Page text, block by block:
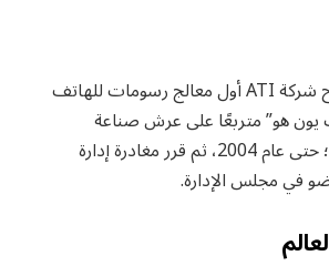
وفي عام 2002 ، طرح شركة ATI أول معالج رسومات للهاتف
هو” متربعًا على عرش صناعة
البطاقات الإلكترونية؛ حتى عام 2004، ثم قرر مغادرة إدارة
في مجلس الإدارة.